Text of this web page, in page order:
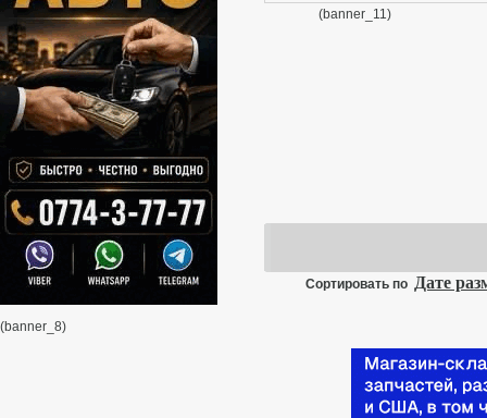
(banner_8)
(banner_11)
Сортировать по Дате